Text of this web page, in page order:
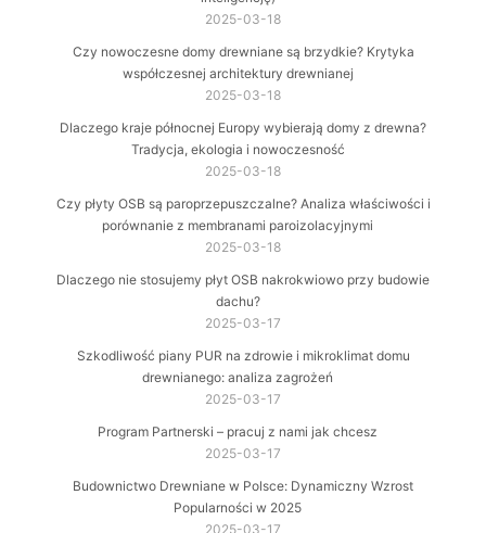
2025-03-18
Czy nowoczesne domy drewniane są brzydkie? Krytyka
współczesnej architektury drewnianej
2025-03-18
Dlaczego kraje północnej Europy wybierają domy z drewna?
Tradycja, ekologia i nowoczesność
2025-03-18
Czy płyty OSB są paroprzepuszczalne? Analiza właściwości i
porównanie z membranami paroizolacyjnymi
2025-03-18
Dlaczego nie stosujemy płyt OSB nakrokwiowo przy budowie
dachu?
2025-03-17
Szkodliwość piany PUR na zdrowie i mikroklimat domu
drewnianego: analiza zagrożeń
2025-03-17
Program Partnerski – pracuj z nami jak chcesz
2025-03-17
Budownictwo Drewniane w Polsce: Dynamiczny Wzrost
Popularności w 2025
2025-03-17